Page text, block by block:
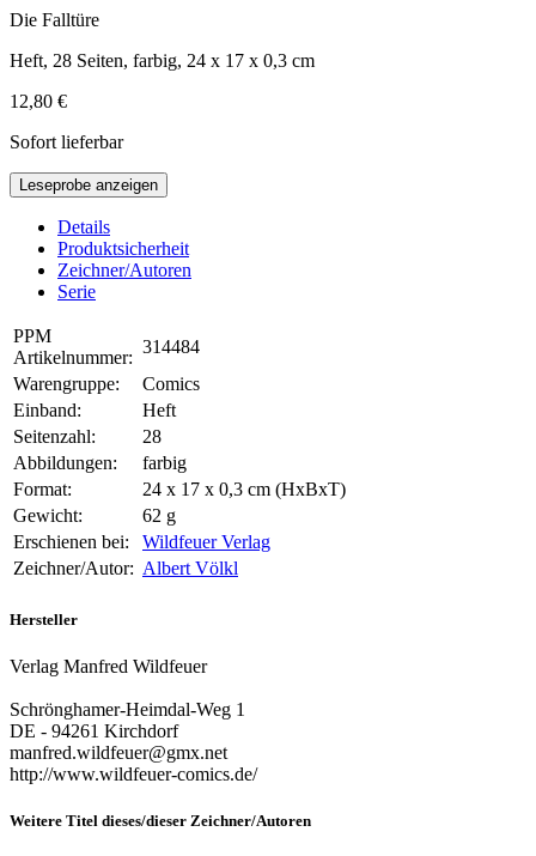
Die Falltüre
Heft, 28 Seiten, farbig, 24 x 17 x 0,3 cm
12,80 €
Sofort lieferbar
Leseprobe anzeigen
Details
Produktsicherheit
Zeichner/Autoren
Serie
PPM
Artikelnummer:
314484
Warengruppe:
Comics
Einband:
Heft
Seitenzahl:
28
Abbildungen:
farbig
Format:
24 x 17 x 0,3 cm (HxBxT)
Gewicht:
62 g
Erschienen bei:
Wildfeuer Verlag
Zeichner/Autor: Albert Völkl
Hersteller
Verlag Manfred Wildfeuer
Schrönghamer-Heimdal-Weg 1
DE - 94261 Kirchdorf
manfred.wildfeuer@gmx.net
http://www.wildfeuer-comics.de/
Weitere Titel dieses/dieser Zeichner/Autoren